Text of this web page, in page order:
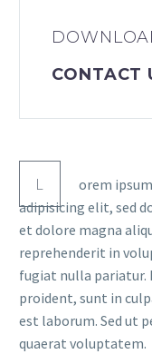
CONTACT
L
orem
adipisicing elit, sed
et dolore magna
reprehenderit in
fugiat nulla pariatur.
proident, sunt in
est laborum. Sed ut
quaerat voluptatem.